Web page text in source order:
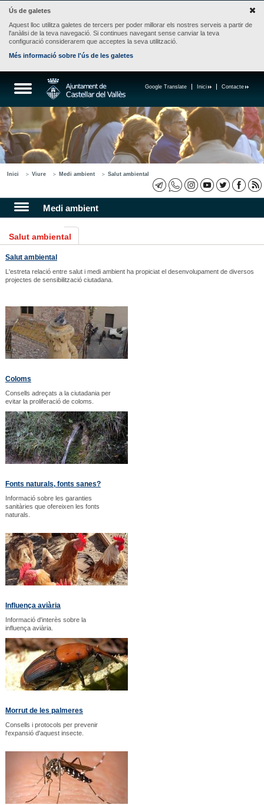
Ús de galetes
Aquest lloc utilitza galetes de tercers per poder millorar els nostres serveis a partir de
l'anàlisi de la teva navegació. Si continues navegant sense canviar la teva
configuració considerarem que acceptes la seva utilització.
Més informació sobre l'ús de les galetes
Contacte
Inici
Google Translate
Inici Viure Medi ambient Salut ambiental
Medi ambient
Salut ambiental
Salut ambiental
L'estreta relació entre salut i medi ambient ha propiciat el desenvolupament de diversos
projectes de sensibilització ciutadana.
Coloms
Consells adreçats a la ciutadania per
evitar la proliferació de coloms.
Fonts naturals, fonts sanes?
Informació sobre les garanties
sanitàries que ofereixen les fonts
naturals.
Influença aviària
Informació d'interès sobre la
influença aviària.
Morrut de les palmeres
Consells i protocols per prevenir
l'expansió d'aquest insecte.